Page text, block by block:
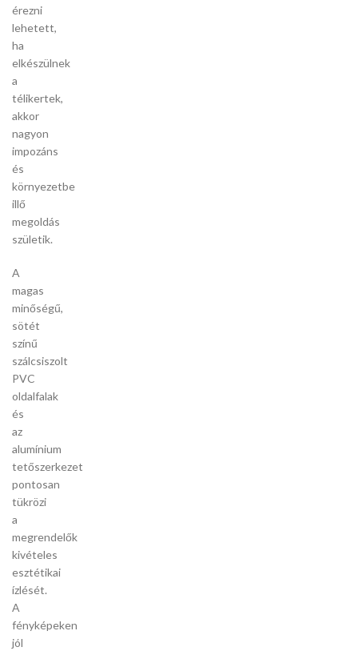
érezni
lehetett,
ha
elkészülnek
a
télikertek,
akkor
nagyon
impozáns
és
környezetbe
illő
megoldás
születik.
A
magas
minőségű,
sötét
színű
szálcsiszolt
PVC
oldalfalak
és
az
alumínium
tetőszerkezet
pontosan
tükrözi
a
megrendelők
kivételes
esztétikai
ízlését.
A
fényképeken
jól